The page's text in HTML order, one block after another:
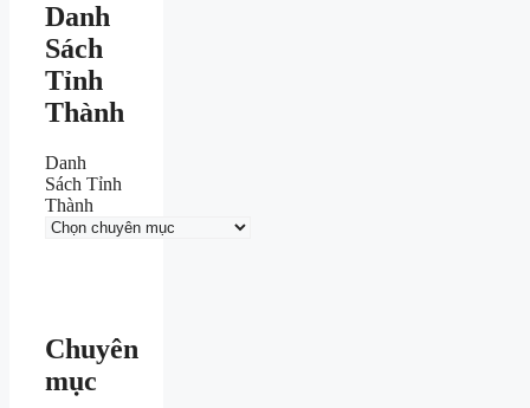
Danh
Sách
Tỉnh
Thành
Danh
Sách Tỉnh
Thành
Chuyên
mục